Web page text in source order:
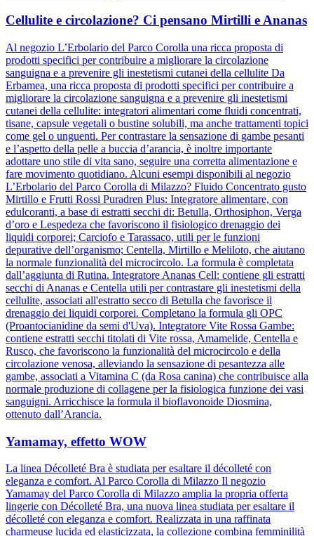
Cellulite e circolazione? Ci pensano Mirtilli e Ananas
Al negozio L’Erbolario del Parco Corolla una ricca proposta di
prodotti specifici per contribuire a migliorare la circolazione
sanguigna e a prevenire gli inestetismi cutanei della cellulite Da
Erbamea, una ricca proposta di prodotti specifici per contribuire a
migliorare la circolazione sanguigna e a prevenire gli inestetismi
cutanei della cellulite: integratori alimentari come fluidi concentrati,
tisane, capsule vegetali o bustine solubili, ma anche trattamenti topici
come gel o unguenti. Per contrastare la sensazione di gambe pesanti
e l’aspetto della pelle a buccia d’arancia, è inoltre importante
adottare uno stile di vita sano, seguire una corretta alimentazione e
fare movimento quotidiano. Alcuni esempi disponibili al negozio
L’Erbolario del Parco Corolla di Milazzo? Fluido Concentrato gusto
Mirtillo e Frutti Rossi Puradren Plus: Integratore alimentare, con
edulcoranti, a base di estratti secchi di: Betulla, Orthosiphon, Verga
d’oro e Lespedeza che favoriscono il fisiologico drenaggio dei
liquidi corporei; Carciofo e Tarassaco, utili per le funzioni
depurative dell’organismo; Centella, Mirtillo e Meliloto, che aiutano
la normale funzionalità del microcircolo. La formula è completata
dall’aggiunta di Rutina. Integratore Ananas Cell: contiene gli estratti
secchi di Ananas e Centella utili per contrastare gli inestetismi della
cellulite, associati all'estratto secco di Betulla che favorisce il
drenaggio dei liquidi corporei. Completano la formula gli OPC
(Proantocianidine da semi d'Uva). Integratore Vite Rossa Gambe:
contiene estratti secchi titolati di Vite rossa, Amamelide, Centella e
Rusco, che favoriscono la funzionalità del microcircolo e della
circolazione venosa, alleviando la sensazione di pesantezza alle
gambe, associati a Vitamina C (da Rosa canina) che contribuisce alla
normale produzione di collagene per la fisiologica funzione dei vasi
sanguigni. Arricchisce la formula il bioflavonoide Diosmina,
ottenuto dall’Arancia.
Yamamay, effetto WOW
La linea Décolleté Bra è studiata per esaltare il décolleté con
eleganza e comfort. Al Parco Corolla di Milazzo Il negozio
Yamamay del Parco Corolla di Milazzo amplia la propria offerta
lingerie con Décolleté Bra, una nuova linea studiata per esaltare il
décolleté con eleganza e comfort. Realizzata in una raffinata
charmeuse lucida ed elasticizzata, la collezione combina femminilità